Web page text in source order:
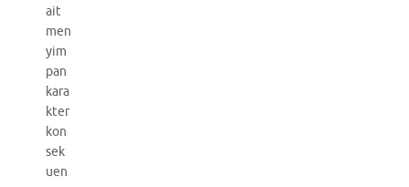
ait
men
yim
pan
kara
kter
kon
sek
uen